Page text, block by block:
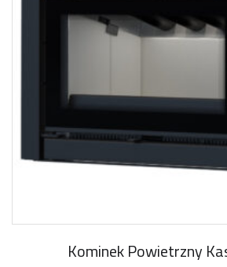
Kominek Powietrzny